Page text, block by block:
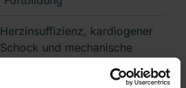
Herzinsuffizienz, kardiogener
Schock und mechanische
Fokus – Innovationen für ein